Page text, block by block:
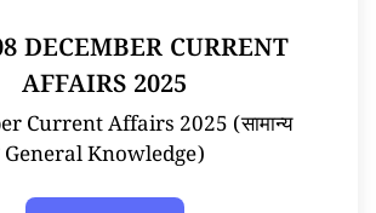
DECEMBER CURRENT
AFFAIRS 2025
Current Affairs 2025 (सामान्य
General Knowledge)